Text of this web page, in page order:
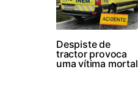
Despiste de
tractor provoca
uma vítima mortal